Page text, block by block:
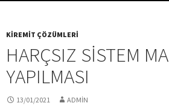
KIREMIT ÇÖZÜMLERI
HARÇSIZ SISTEM
YAPILMASI
13/01/2021 ADMIN